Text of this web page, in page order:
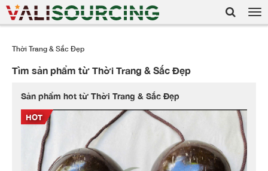
Thời Trang & Sắc Đẹp
Tìm sản phẩm từ Thời Trang & Sắc Đẹp
Sản phẩm hot từ Thời Trang & Sắc Đẹp